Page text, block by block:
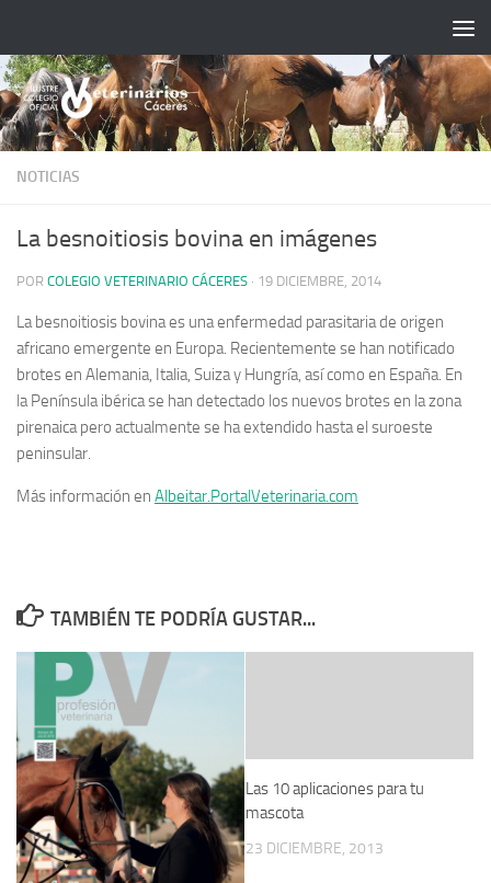
NOTICIAS
La besnoitiosis bovina en imágenes
POR COLEGIO VETERINARIO CÁCERES · 19 DICIEMBRE, 2014
La besnoitiosis bovina es una enfermedad parasitaria de origen
africano emergente en Europa. Recientemente se han notificado
brotes en Alemania, Italia, Suiza y Hungría, así como en España. En
la Península ibérica se han detectado los nuevos brotes en la zona
pirenaica pero actualmente se ha extendido hasta el suroeste
peninsular.
Más información en Albeitar.PortalVeterinaria.com
TAMBIÉN TE PODRÍA GUSTAR...
Las 10 aplicaciones para tu
mascota
23 DICIEMBRE, 2013